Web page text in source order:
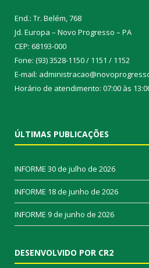
End.: Tr. Belém, 768
Jd. Europa – Novo Progresso – PA
CEP: 68193-000
Fone: (93) 3528-1150 / 1151 / 1152
E-mail:
Horário de atendimento: 07:00 às
ÚLTIMAS PUBLICAÇÕES
INFORME 30 de julho de 2026
INFORME 18 de junho de 2026
INFORME 9 de junho de 2026
DESENVOLVIDO POR CR2